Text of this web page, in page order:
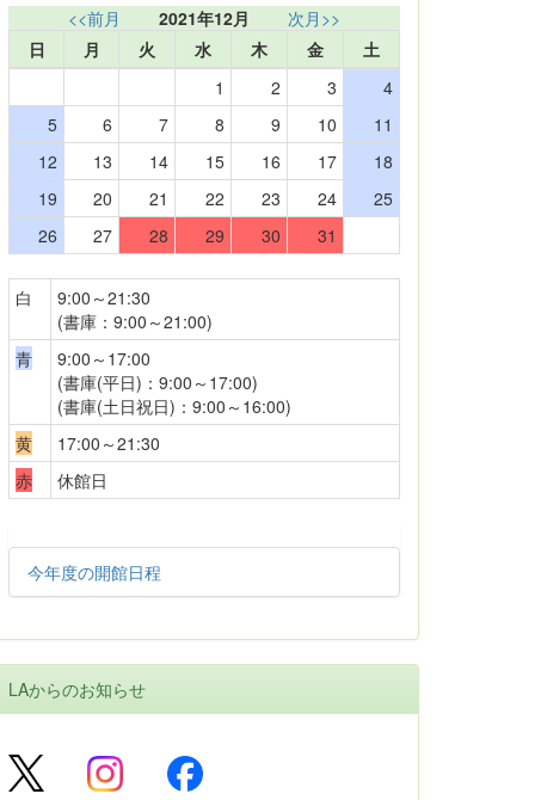
<<前月 2021年12月
次月>>
日
月 火 水 木 金
土
1
2 3
4
5
6 7 8 9 10
11
12
13 14 15 16 17
18
19
20 21 22 23 24
25
26
27 28 29 30 31
白
9:00～21:30
(書庫：9:00～21:00)
青
9:00～17:00
(書庫(平日)：9:00～17:00)
(書庫(土日祝日)：9:00～16:00)
黄
17:00～21:30
赤
休館日
今年度の開館日程
LAからのお知らせ